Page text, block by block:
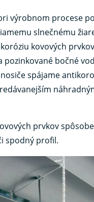
výrobnom procese
slnečnému
kovových
bočné
nosiče spájame
prvkov
spodný profil.